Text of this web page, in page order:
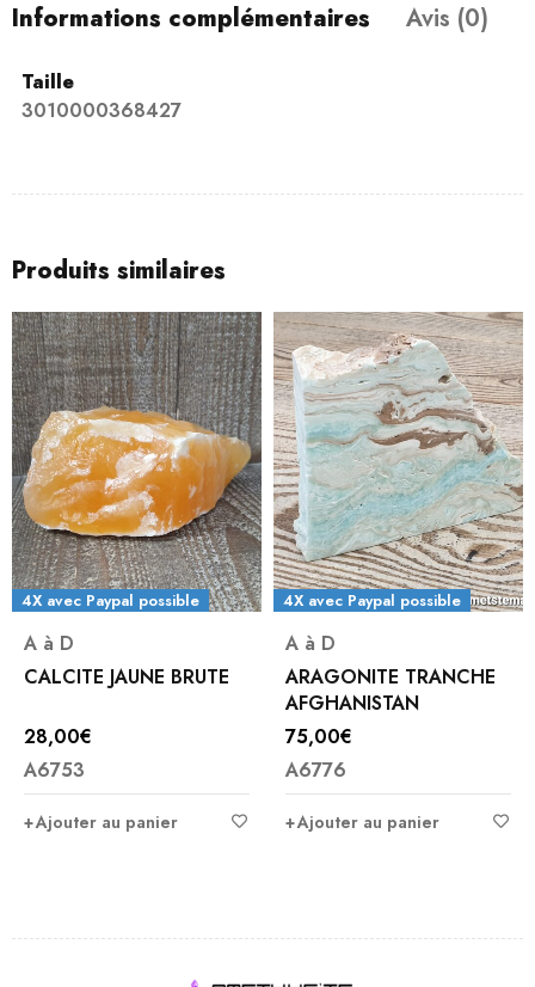
Informations complémentaires Avis (0)
Taille
3010000368427
Produits similaires
4X avec Paypal possible
A à D
CALCITE JAUNE BRUTE
28,00€
A6753
Ajouter au panier
4X avec Paypal possible
A à D
ARAGONITE TRANCHE
AFGHANISTAN
75,00€
A6776
Ajouter au panier